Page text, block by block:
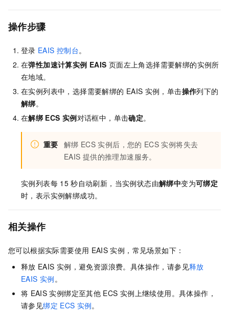
操作步骤
登录 EAIS 控制台。
在弹性加速计算实例 EAIS 页面左上角选择需要解绑的实例所
在地域。
在实例列表中，选择需要解绑的 EAIS 实例，单击操作列下的
解绑。
在解绑 ECS 实例对话框中，单击确定。
重要 解绑 ECS 实例后，您的 ECS 实例将失去
EAIS 提供的推理加速服务。
实例列表每 15 秒自动刷新，当实例状态由解绑中变为可绑定
时，表示实例解绑成功。
相关操作
您可以根据实际需要使用 EAIS 实例，常见场景如下：
释放 EAIS 实例，避免资源浪费。具体操作，请参见释放
EAIS 实例。
将 EAIS 实例绑定至其他 ECS 实例上继续使用。具体操作，
请参见绑定 ECS 实例。